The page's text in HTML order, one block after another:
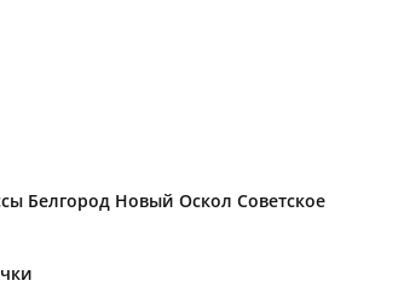
Белгород Новый Оскол Советское